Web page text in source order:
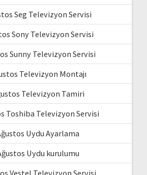
Seg Televizyon Servisi
Sony Televizyon Servisi
Sunny Televizyon Servisi
Televizyon Montajı
Televizyon Tamiri
Toshiba Televizyon Servisi
Uydu Ayarlama
Uydu kurulumu